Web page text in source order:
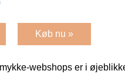
Køb nu »
webshops er i